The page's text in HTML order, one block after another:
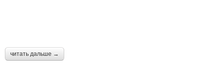
читать дальше →